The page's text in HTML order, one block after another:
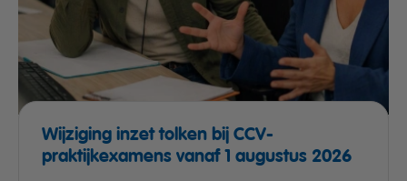
Wijziging inzet tolken bij CCV-
praktijkexamens vanaf 1 augustus 2026